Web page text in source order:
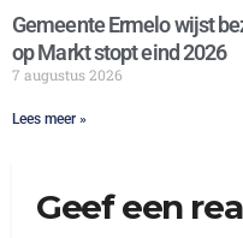
Gemeente Ermelo wijst
op Markt stopt eind 2026
7 augustus 2026
Lees meer »
Geef een